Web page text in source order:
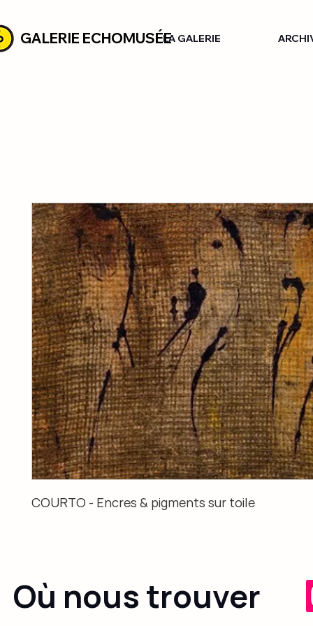
GALERIE ECHOMUSÉELA GALERIE
COURTO - Encres & pigments sur toile
Où nous trouver